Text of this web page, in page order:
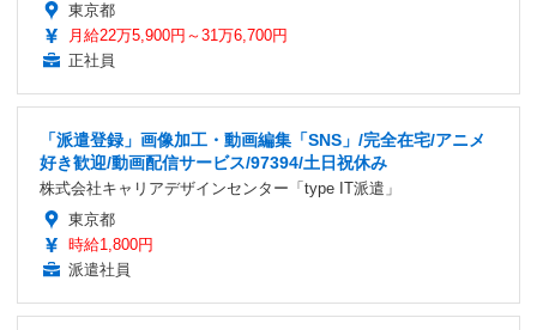
東京都
月給22万5,900円～31万6,700円
正社員
「派遣登録」画像加工・動画編集「SNS」/完全在宅/アニメ
好き歓迎/動画配信サービス/97394/土日祝休み
株式会社キャリアデザインセンター「type IT派遣」
東京都
時給1,800円
派遣社員